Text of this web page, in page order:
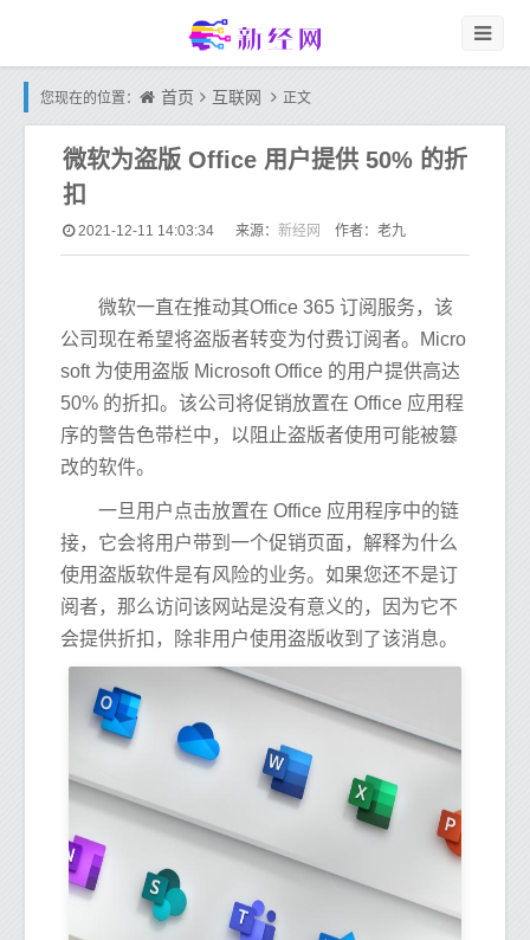
您现在的位置： 首页 互联网 正文
微软为盗版 Office 用户提供 50% 的折
扣
2021-12-11 14:03:34 来源： 新经网 作者：老九
微软一直在推动其Office 365 订阅服务，该
公司现在希望将盗版者转变为付费订阅者。Micro
soft 为使用盗版 Microsoft Office 的用户提供高达
50% 的折扣。该公司将促销放置在 Office 应用程
序的警告色带栏中，以阻止盗版者使用可能被篡
改的软件。
一旦用户点击放置在 Office 应用程序中的链
接，它会将用户带到一个促销页面，解释为什么
使用盗版软件是有风险的业务。如果您还不是订
阅者，那么访问该网站是没有意义的，因为它不
会提供折扣，除非用户使用盗版收到了该消息。